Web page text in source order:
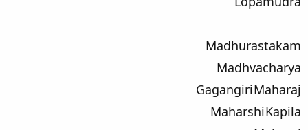
Madhurastakam
Madhvacharya
Gagangiri Maharaj
Maharshi Kapila